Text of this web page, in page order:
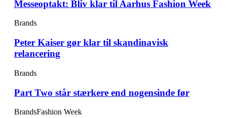
Messeoptakt: Bliv klar til Aarhus Fashion Week
Brands
Peter Kaiser gør klar til skandinavisk
relancering
Brands
Part Two står stærkere end nogensinde før
BrandsFashion Week